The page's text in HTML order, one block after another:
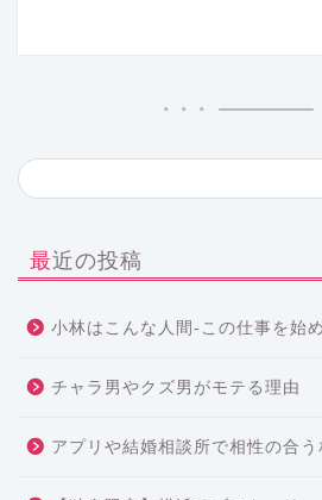
最近の投稿
小林はこんな人間-この仕事を始
チャラ男やクズ男がモテる理由
アプリや結婚相談所で相性の合